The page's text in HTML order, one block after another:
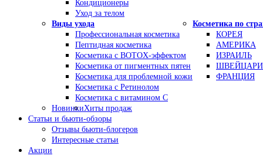
Кондиционеры
Уход за телом
Виды ухода
Профессиональная косметика
Пептидная косметика
Косметика с BOTOX-эффектом
Косметика от пигментных пятен
Косметика для проблемной кожи
Косметика с Ретинолом
Косметика с витамином С
Косметика по
КОРЕЯ
АМЕРИКА
ИЗРАИЛЬ
ФРАНЦИЯ
НовинкиХиты продаж
Статьи и бьюти-обзоры
Отзывы бьюти-блогеров
Интересные статьи
Акции